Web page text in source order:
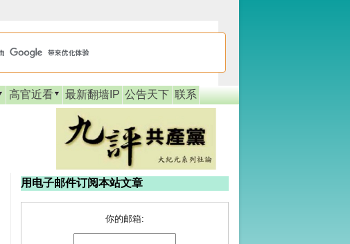
高官近看 最新翻墙IP 公告天下 联系
用电子邮件订阅本站文章
你的邮箱: